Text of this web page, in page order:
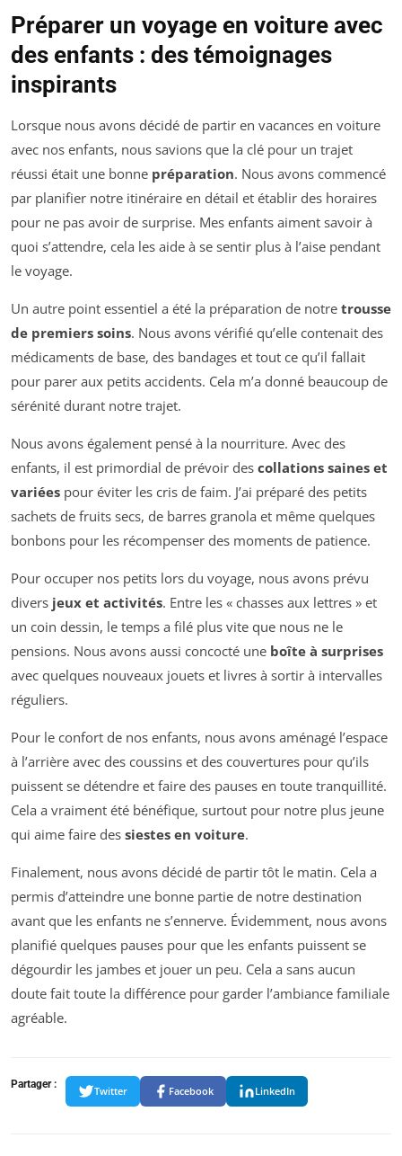
Préparer un voyage en voiture avec
des enfants : des témoignages
inspirants
Lorsque nous avons décidé de partir en vacances en voiture
avec nos enfants, nous savions que la clé pour un trajet
réussi était une bonne préparation. Nous avons commencé
par planifier notre itinéraire en détail et établir des horaires
pour ne pas avoir de surprise. Mes enfants aiment savoir à
quoi s’attendre, cela les aide à se sentir plus à l’aise pendant
le voyage.
Un autre point essentiel a été la préparation de notre trousse
de premiers soins. Nous avons vérifié qu’elle contenait des
médicaments de base, des bandages et tout ce qu’il fallait
pour parer aux petits accidents. Cela m’a donné beaucoup de
sérénité durant notre trajet.
Nous avons également pensé à la nourriture. Avec des
enfants, il est primordial de prévoir des collations saines et
variées pour éviter les cris de faim. J’ai préparé des petits
sachets de fruits secs, de barres granola et même quelques
bonbons pour les récompenser des moments de patience.
Pour occuper nos petits lors du voyage, nous avons prévu
divers jeux et activités. Entre les « chasses aux lettres » et
un coin dessin, le temps a filé plus vite que nous ne le
pensions. Nous avons aussi concocté une boîte à surprises
avec quelques nouveaux jouets et livres à sortir à intervalles
réguliers.
Pour le confort de nos enfants, nous avons aménagé l’espace
à l’arrière avec des coussins et des couvertures pour qu’ils
puissent se détendre et faire des pauses en toute tranquillité.
Cela a vraiment été bénéfique, surtout pour notre plus jeune
qui aime faire des siestes en voiture.
Finalement, nous avons décidé de partir tôt le matin. Cela a
permis d’atteindre une bonne partie de notre destination
avant que les enfants ne s’ennerve. Évidemment, nous avons
planifié quelques pauses pour que les enfants puissent se
dégourdir les jambes et jouer un peu. Cela a sans aucun
doute fait toute la différence pour garder l’ambiance familiale
agréable.
Partager :
Twitter Facebook LinkedIn